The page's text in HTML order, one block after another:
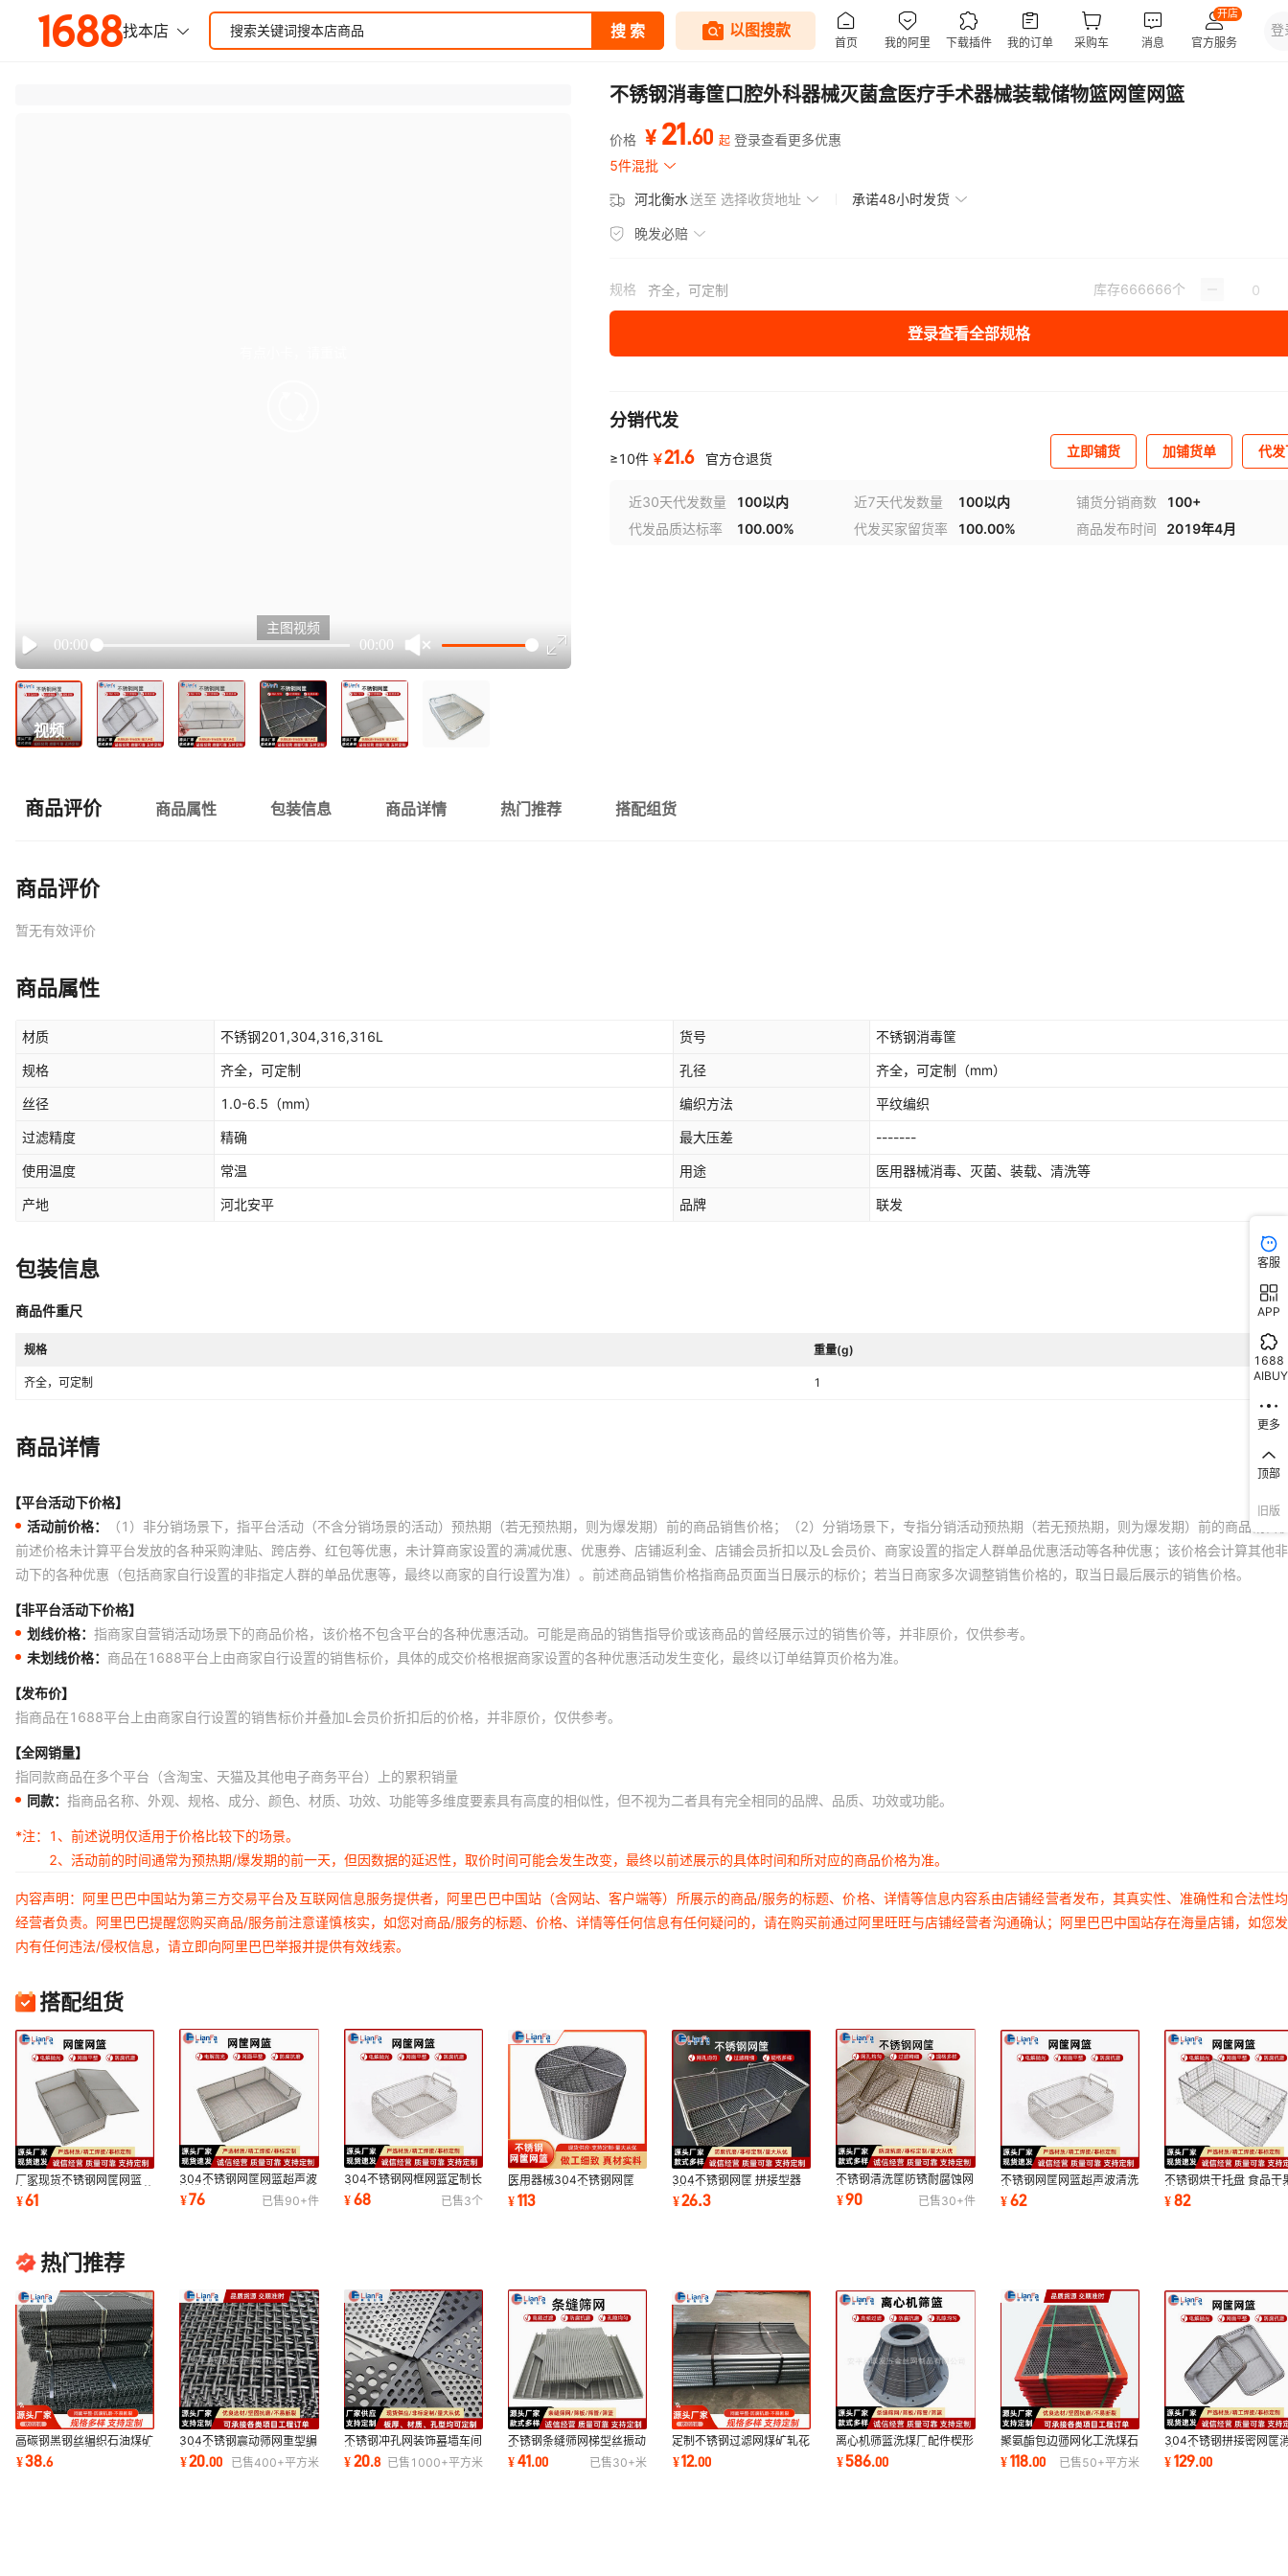
Play
00:00 00:00
主图视频
视频
不锈钢消毒筐口腔外科器械灭菌盒医疗手术器械装载储物篮网筐网篮
价格 ¥ 21.60 起 登录查看更多优惠
5件混批
河北衡水送至 选择收货地址 承诺48小时发货
晚发必赔
规格 齐全，可定制 库存666666个
登录查看全部规格
分销代发
≥10件 ￥21.6 官方仓退货 立即铺货 加铺货单 代
近30天代发数量 100以内 近7天代发数量 100以内 铺货分销商数
100+
代发品质达标率
100.00% 代发买家留货率 100.00% 商品发布时间 2019年4月
商品评价 商品属性 包装信息 商品详情 热门推荐 搭配组货
商品评价
暂无有效评价
商品属性
材质 不锈钢201,304,316,316L 货号 不锈钢消毒筐
规格 齐全，可定制 孔径 齐全，可定制 （mm）
丝径 1.0-6.5 （mm） 编织方法 平纹编织
过滤精度 精确 最大压差 -------
使用温度 常温 用途 医用器械消毒、灭菌、装载、清洗等
产地 河北安平 品牌 联发
包装信息
商品件重尺
规格 重量(g)
齐全，可定制 1
商品详情
【平台活动下价格】
活动前价格：
（1）非分销场景下，指平台活动（不含分销场景的活动）预热期（若无预热期，则为爆发期）前的商品销售价格；（2）分销场景下，专指分销活动预热期（若无预热期，则为爆发期）前的商品销售
前述价格未计算平台发放的各种采购津贴、跨店券、红包等优惠，未计算商家设置的满减优惠、优惠券、店铺返利金、店铺会员折扣以及L会员价、商家设置的指定人群单品优惠活动等各种优惠；该价格会计算其他
动下的各种优惠（包括商家自行设置的非指定人群的单品优惠等，最终以商家的自行设置为准）。前述商品销售价格指商品页面当日展示的标价；若当日商家多次调整销售价格的，取当日最后展示的销售价格。
【非平台活动下价格】
划线价格： 指商家自营销活动场景下的商品价格，该价格不包含平台的各种优惠活动。可能是商品的销售指导价或该商品的曾经展示过的销售价等，并非原价，仅供参考。
未划线价格： 商品在1688平台上由商家自行设置的销售标价，具体的成交价格根据商家设置的各种优惠活动发生变化，最终以订单结算页价格为准。
【发布价】
指商品在1688平台上由商家自行设置的销售标价并叠加L会员价折扣后的价格，并非原价，仅供参考。
【全网销量】
指同款商品在多个平台（含淘宝、天猫及其他电子商务平台）上的累积销量
同款： 指商品名称、外观、规格、成分、颜色、材质、功效、功能等多维度要素具有高度的相似性，但不视为二者具有完全相同的品牌、品质、功效或功能。
*注：
1、前述说明仅适用于价格比较下的场景。
2、活动前的时间通常为预热期/爆发期的前一天，但因数据的延迟性，取价时间可能会发生改变，最终以前述展示的具体时间和所对应的商品价格为准。
内容声明：阿里巴巴中国站为第三方交易平台及互联网信息服务提供者，阿里巴巴中国站（含网站、客户端等）所展示的商品/服务的标题、价格、详情等信息内容系由店铺经营者发布，其真实性、准确性和合法性
经营者负责。阿里巴巴提醒您购买商品/服务前注意谨慎核实，如您对商品/服务的标题、价格、详情等任何信息有任何疑问的，请在购买前通过阿里旺旺与店铺经营者沟通确认；阿里巴巴中国站存在海量店铺，如您
内有任何违法/侵权信息，请立即向阿里巴巴举报并提供有效线索。
搭配组货
厂家现货不锈钢网筐网篮
金属消毒筐医疗器械筐灭菌
厨房滤水篮子
¥61
304不锈钢网筐网篮超声波
清洗篮沥水医用供应室器械
长方形消毒筐
¥76 已售90+件
304不锈钢网框网篮定制长
方形医疗器械灭菌筐厨房蔬
菜清洗沥水篮
¥68 已售3个
医用器械304不锈钢网筐
酸洗用方形不锈钢消毒筐网
篮厂家
¥113
304不锈钢网筐 拼接型器
械消毒清洗筐紫外线灭菌器
械盒带提手网篮
¥26.3
不锈钢清洗筐防锈耐腐蚀网
筐实验室消毒筐器械零件筐
金属工艺网篮
¥90 已售30+件
不锈钢网筐网篮超声波清洗
篮实验室器械医疗消毒灭菌
筐工艺网篮
¥62
不锈钢烘干托盘 食品干
托盘晾晒筐 餐具清洗篮
金属网篮厂家
¥82
热门推荐
高碳钢黑钢丝编织石油煤矿
震动筛网重型握钩编织轧花
振动矿筛网
¥38.6
304不锈钢震动筛网重型编
织轧花网筛分滚筒筛工业矿
山用过滤矿筛
¥20.00 已售400+平方米
不锈钢冲孔网装饰幕墙车间
消音冲孔网板304圆孔过滤
筛网洞洞板
¥20.8 已售 1000+平方米
不锈钢条缝筛网梯型丝振动
矿筛网洗煤条缝筛板楔形干
湿分离滤网
¥41.00 已售30+米
定制不锈钢过滤网煤矿轧花
编织网白钢丝方孔筛网工业
用震动矿筛网
¥12.00
离心机筛篮洗煤厂配件楔形
网筛篮条缝筛篮锥形离心机
脱水机筛篮
¥586.00
聚氨酯包边筛网化工洗煤石
油用矿筛板震动高频条缝脱
水过滤筛片
¥118.00 已售50+平方米
304不锈钢拼接密网筐
处理筐手术室器械装载
零部件清洗篮
¥129.00
客服
APP
1688
AIBUY
更多
顶部
旧版